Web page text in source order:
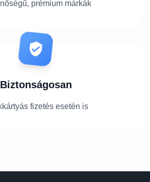
prémium márkák
Biztonságosan
fizetés esetén is